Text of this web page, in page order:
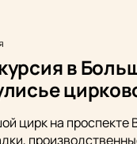
в
цирк на проспекте